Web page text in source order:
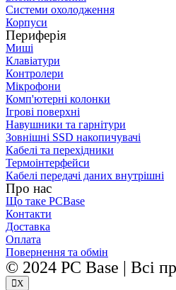
Системи охолодження
Корпуси
Периферія
Миші
Клавіатури
Контролери
Мікрофони
Комп'ютерні колонки
Ігрові поверхні
Навушники та гарнітури
Зовнішні SSD накопичувачі
Кабелі та перехідники
Термоінтерфейси
Кабелі передачі даних внутрішні
Про нас
Що таке PCBase
Контакти
Доставка
Оплата
Повернення та обмін
© 2024 PC Base | Всі
X